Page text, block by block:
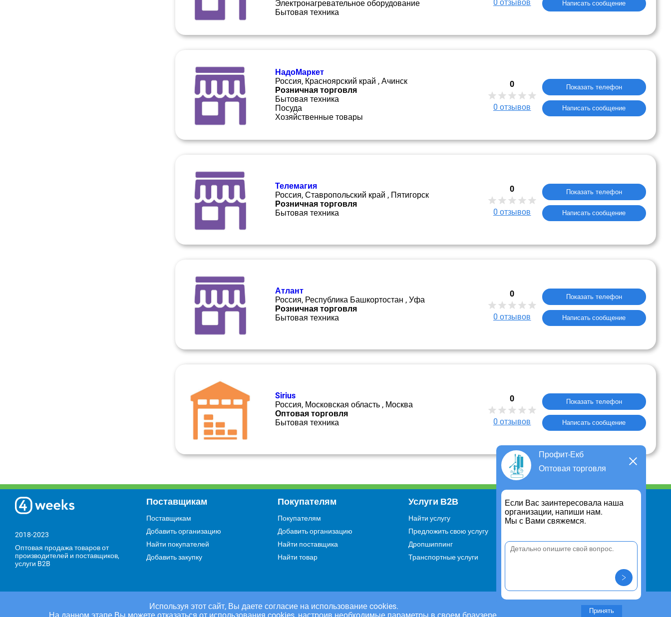
Электронагревательное оборудование
Бытовая техника
0 отзывов Написать сообщение
НадоМаркет
Россия, Красноярский край , Ачинск
Розничная торговля
Бытовая техника
Посуда
Хозяйственные товары
0
0 отзывов
Показать телефон
Написать сообщение
Телемагия
Россия, Ставропольский край , Пятигорск
Розничная торговля
Бытовая техника
0
0 отзывов
Показать телефон
Написать сообщение
Атлант
Россия, Республика Башкортостан , Уфа
Розничная торговля
Бытовая техника
0
0 отзывов
Показать телефон
Написать сообщение
Sirius
Россия, Московская область , Москва
Оптовая торговля
Бытовая техника
0
0 отзывов
Показать телефон
Написать сообщение
Профит-Екб
Оптовая торговля
Если Вас заинтересовала наша
организации, напиши нам.
Мы с Вами свяжемся.
Используя этот сайт, Вы даете согласие на использование cookies.
На данном этапе Вы можете отказаться от использования cookies, настроив необходимые параметры в своем браузере.
Принять
2018-2023
Оптовая продажа товаров от
производителей и поставщиков,
услуги B2B
Поставщикам
Поставщикам
Добавить организацию
Найти покупателей
Добавить закупку
Покупателям
Покупателям
Добавить организацию
Найти поставщика
Найти товар
Услуги В2В
Найти услугу
Предложить свою услугу
Дропшиппинг
Транспортные услуги
Информация
Для чего существует портал
Правило cookie
предложение